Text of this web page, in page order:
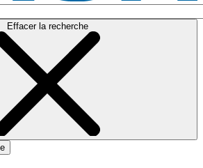
Effacer la recherche